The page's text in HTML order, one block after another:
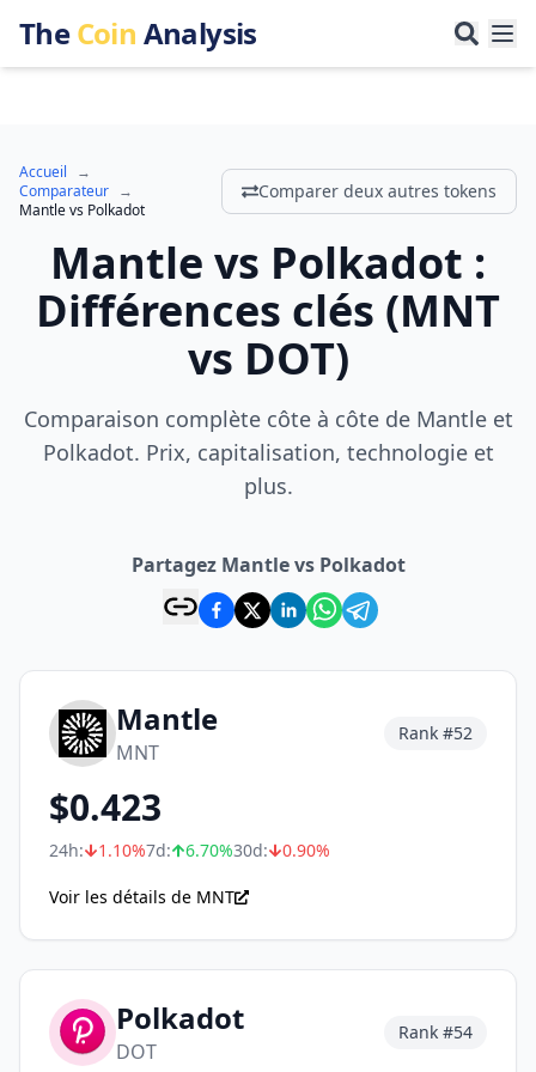
TheCoin Analysis
Accueil
→
Comparateur →
Mantlevs Polkadot
Comparer deux autres tokens
Mantle vs Polkadot :
Différences clés (MNT
vs DOT)
Comparaison complète côte à côte de Mantle et
Polkadot. Prix, capitalisation, technologie et
plus.
Partagez Mantle vs Polkadot
Mantle
MNT
Rank #52
$0.423
24h: 1.10%7d: 6.70%30d: 0.90%
Voir les détails de MNT
Polkadot
DOT
Rank #54